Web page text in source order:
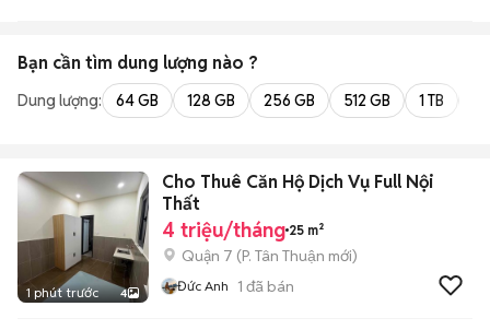
Bạn cần tìm dung lượng nào ?
Dung lượng: 64 GB 128 GB 256 GB 512 GB 1 TB
1 phút trước 4
Cho Thuê Căn Hộ Dịch Vụ Full Nội
Thất
4 triệu/tháng 25 m²
Quận 7 (P. Tân Thuận mới)
Đức Anh 1 đã bán